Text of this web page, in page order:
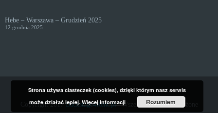
Hebe – Warszawa – Grudzień 2025
12 grudnia 2025
Copyright 2017Backstage4Rent.pl| Wszelkie prawa zastrzeżone
Strona używa ciasteczek (cookies), dzięki którym nasz serwis
może działać lepiej. Więcej informacji Rozumiem